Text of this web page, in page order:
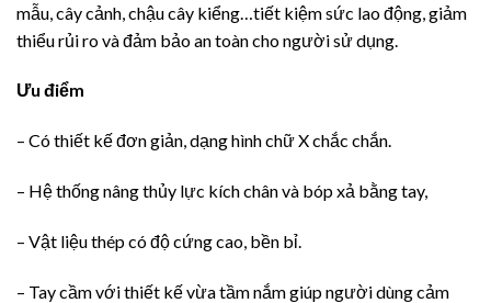
mẫu, cây cảnh, chậu cây kiểng…tiết kiệm sức lao động, giảm
thiểu rủi ro và đảm bảo an toàn cho người sử dụng.
Ưu điểm
– Có thiết kế đơn giản, dạng hình chữ X chắc chắn.
– Hệ thống nâng thủy lực kích chân và bóp xả bằng tay,
– Vật liệu thép có độ cứng cao, bền bỉ.
– Tay cầm với thiết kế vừa tầm nắm giúp người dùng cảm